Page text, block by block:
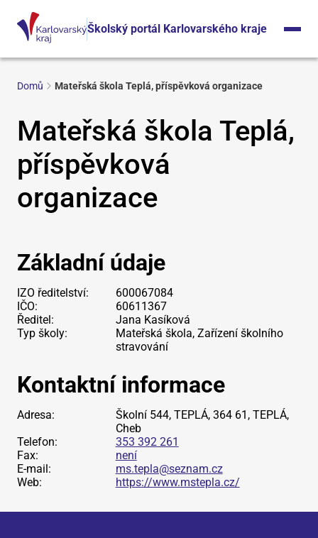
Školský portál Karlovarského kraje
Domů Mateřská škola Teplá, příspěvková organizace
Mateřská škola Teplá,
příspěvková
organizace
Základní údaje
IZO ředitelství:
600067084
IČO:
60611367
Ředitel:
Jana Kasíková
Typ školy:
Mateřská škola, Zařízení školního
stravování
Kontaktní informace
Adresa:
Školní 544, TEPLÁ, 364 61, TEPLÁ,
Cheb
Telefon:
353 392 261
Fax:
není
E-mail:
ms.tepla@seznam.cz
Web:
https://www.mstepla.cz/